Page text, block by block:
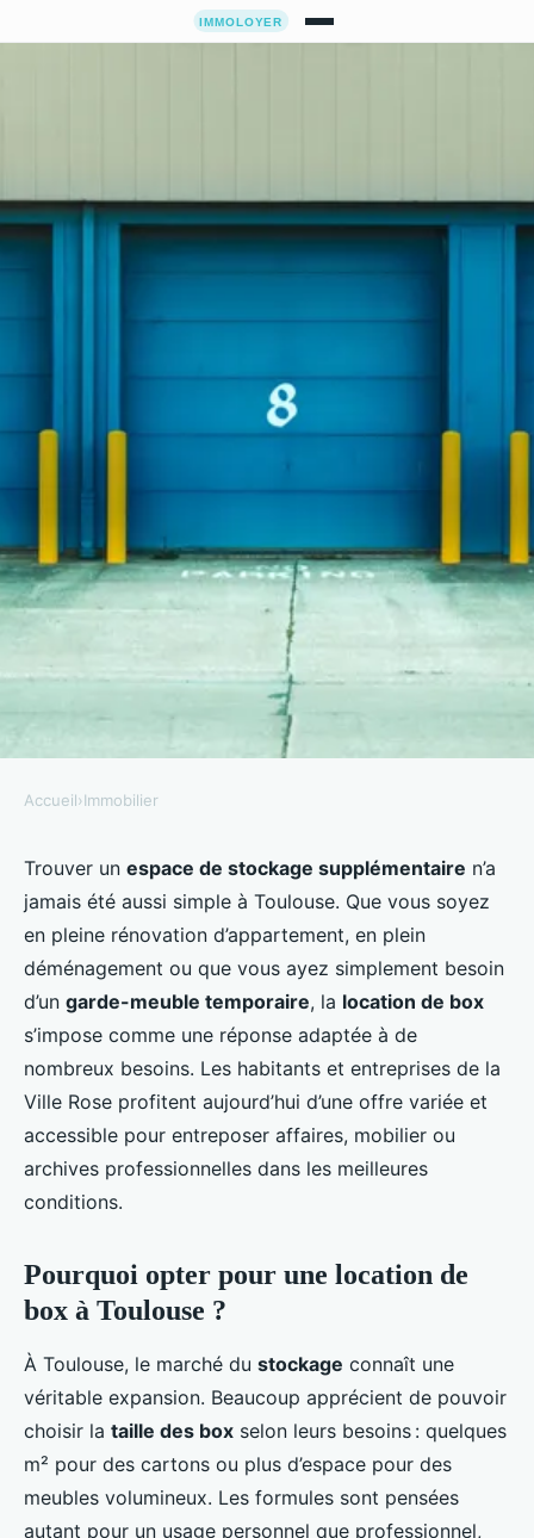
Location de box à toulouse :
solutions pratiques pour
particuliers et professionnels
Assia•29 janvier 2026 •5 min de lecture
Accueil›Immobilier
Trouver un espace de stockage supplémentaire n’a
jamais été aussi simple à Toulouse. Que vous soyez
en pleine rénovation d’appartement, en plein
déménagement ou que vous ayez simplement besoin
d’un garde-meuble temporaire, la location de box
s’impose comme une réponse adaptée à de
nombreux besoins. Les habitants et entreprises de la
Ville Rose profitent aujourd’hui d’une offre variée et
accessible pour entreposer affaires, mobilier ou
archives professionnelles dans les meilleures
conditions.
Pourquoi opter pour une location de
box à Toulouse ?
À Toulouse, le marché du stockage connaît une
véritable expansion. Beaucoup apprécient de pouvoir
choisir la taille des box selon leurs besoins : quelques
m² pour des cartons ou plus d’espace pour des
meubles volumineux. Les formules sont pensées
autant pour un usage personnel que professionnel,